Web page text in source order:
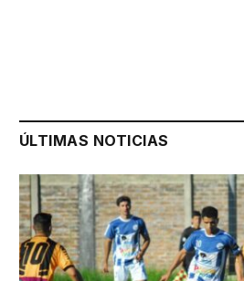
ÚLTIMAS NOTICIAS